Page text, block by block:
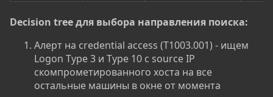
Decision tree для выбора направления поиска:
Алерт на credential access (T1003.001) - ищем
Logon Type 3 и Type 10 с source IP
скомпрометированного хоста на все
остальные машины в окне от момента